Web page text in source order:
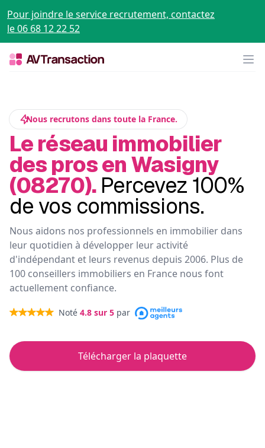
Pour joindre le service recrutement, contactez
le 06 68 12 22 52
Nous recrutons dans toute la France.
Le réseau immobilier
des pros en Wasigny
(08270). Percevez 100%
de vos commissions.
Nous aidons nos professionnels en immobilier dans
leur quotidien à développer leur activité
d'indépendant et leurs revenus depuis 2006. Plus de
100 conseillers immobiliers en France nous font
actuellement confiance.
Noté 4.8 sur 5 par
Télécharger la plaquette